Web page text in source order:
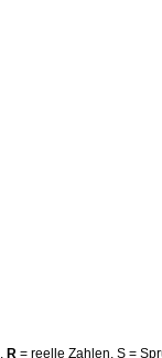
R = reelle Zahlen, S =